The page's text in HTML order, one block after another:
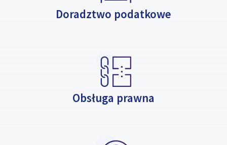
Doradztwo podatkowe
Obsługa prawna